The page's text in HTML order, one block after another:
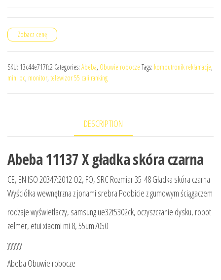
Zobacz cenę
SKU: 13c44e717fc2 Categories: Abeba, Obuwie robocze Tags: komputronik reklamacje,
mini pc, monitor, telewizor 55 cali ranking
DESCRIPTION
Abeba 11137 X gładka skóra czarna
CE, EN ISO 20347:2012 O2, FO, SRC Rozmiar 35-48 Gładka skóra czarna
Wyściółka wewnętrzna z jonami srebra Podbicie z gumowym ściągaczem
rodzaje wyświetlaczy, samsung ue32t5302ck, oczyszczanie dysku, robot
zelmer, etui xiaomi mi 8, 55um7050
yyyyy
Abeba Obuwie robocze